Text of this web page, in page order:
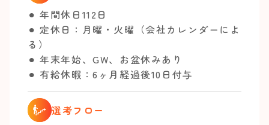
⚫︎ 年間休日112日
⚫︎ 定休日：月曜・火曜（会社カレンダーによ
る）
⚫︎ 年末年始、GW、お盆休みあり
⚫︎ 有給休暇：6ヶ月経過後10日付与
選考フロー